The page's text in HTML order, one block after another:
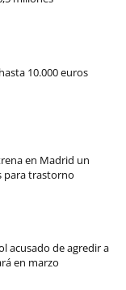
10.000 euros
en Madrid un
para trastorno
acusado de agredir a
en marzo